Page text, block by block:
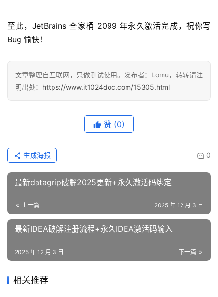
至此，JetBrains 全家桶 2099 年永久激活完成，祝你写
Bug 愉快！
文章整理自互联网，只做测试使用。发布者：Lomu，转转请注
明出处： https://www.it1024doc.com/15305.html
赞 (0)
0
生成海报
最新datagrip破解2025更新+永久激活码绑定
上一篇 2025 年 12 月 3 日
最新IDEA破解注册流程+永久IDEA激活码输入
下一篇
2025 年 12 月 3 日
相关推荐